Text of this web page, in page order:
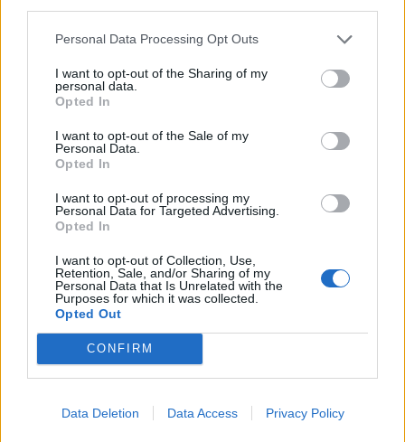
Personal Data Processing Opt Outs
I want to opt-out of the Sharing of my
personal data.
Opted In
I want to opt-out of the Sale of my
Personal Data.
Opted In
I want to opt-out of processing my
Personal Data for Targeted Advertising.
Opted In
I want to opt-out of Collection, Use,
Retention, Sale, and/or Sharing of my
Personal Data that Is Unrelated with the
Purposes for which it was collected.
Opted Out
CONFIRM
Data Deletion Data Access Privacy Policy
στεναχωρηθεί που δεν πέρασα, γιατί
ξέρεις τον σκοπό για τον οποίο έχω
έρθει. Όμως νιώθω πραγματικά
γεμάτος όποια κι αν ήταν η έκβαση
του αποψινού παιχνιδιού. Θέλω να
που με στήριξαν και όλα τα παιδιά που
συμμετείχαν στο Survivor», είπε ο
Μάριος Πρίαμος Ιωαννίδης αμέσως
μετά την ανακοίνωση του
αποτελέσματος.
Δείτε το βίντεο με το σχόλιο της